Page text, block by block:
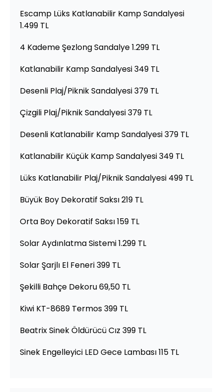
Escamp Lüks Katlanabilir Kamp Sandalyesi
1.499 TL
4 Kademe Şezlong Sandalye 1.299 TL
Katlanabilir Kamp Sandalyesi 349 TL
Desenli Plaj/Piknik Sandalyesi 379 TL
Çizgili Plaj/Piknik Sandalyesi 379 TL
Desenli Katlanabilir Kamp Sandalyesi 379 TL
Katlanabilir Küçük Kamp Sandalyesi 349 TL
Lüks Katlanabilir Plaj/Piknik Sandalyesi 499 TL
Büyük Boy Dekoratif Saksı 219 TL
Orta Boy Dekoratif Saksı 159 TL
Solar Aydınlatma Sistemi 1.299 TL
Solar Şarjlı El Feneri 399 TL
Şekilli Bahçe Dekoru 69,50 TL
Kiwi KT-8689 Termos 399 TL
Beatrix Sinek Öldürücü Cız 399 TL
Sinek Engelleyici LED Gece Lambası 115 TL